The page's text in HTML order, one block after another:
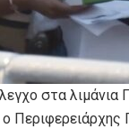
στα
Περιφερειάρχης